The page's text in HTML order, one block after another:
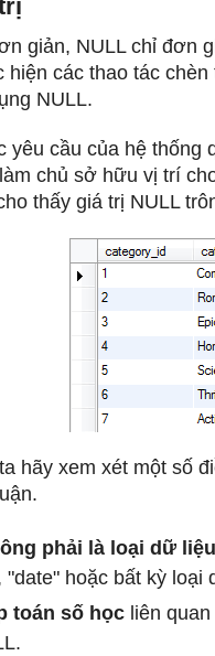
giản, NULL chỉ đơn
hiện các thao tác
NULL.
yêu cầu của hệ thống
chủ sở hữu vị trí
thấy giá trị NULL
hãy xem xét một số
phải là loại dữ liệu
"date" hoặc bất kỳ
toán số học liên